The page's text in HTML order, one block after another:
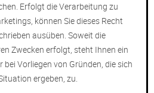
Erfolgt die Verarbeitung zu
können Sie dieses Recht
ausüben. Soweit die
Zwecken erfolgt, steht Ihnen ein
Vorliegen von Gründen, die sich
ergeben, zu.